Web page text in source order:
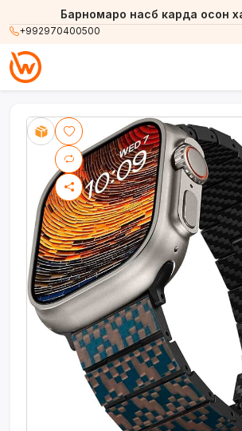
+992970400500
Барномаро насб карда осон